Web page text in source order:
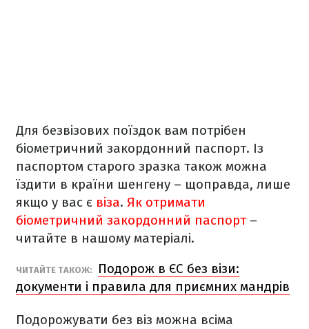
Для безвізових поїздок вам потрібен
біометричний закордонний паспорт. Із
паспортом старого зразка також можна
їздити в країни шенгену – щоправда, лише
якщо у вас є віза. Як отримати
біометричний закордонний паспорт–
читайте в нашому матеріалі.
ЧИТАЙТЕ ТАКОЖ:
Подорож в ЄС без візи:
документи і правила для приємних мандрів
Подорожувати без віз можна всіма